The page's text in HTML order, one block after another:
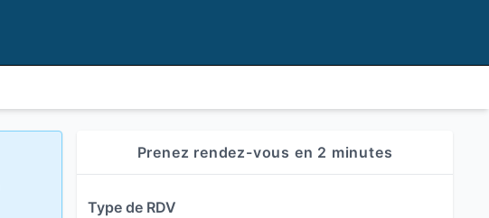
Prenez rendez-vous en 2 minutes
Type de RDV